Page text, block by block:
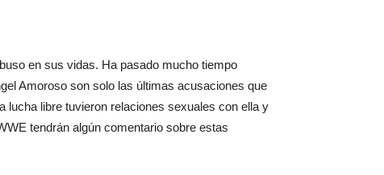
en sus vidas. Ha pasado mucho tiempo
Amoroso son solo las últimas acusaciones que
lucha libre tuvieron relaciones sexuales con ella y
tendrán algún comentario sobre estas